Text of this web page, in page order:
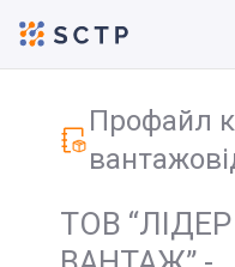
Профайл
ТОВ “ЛІДЕР